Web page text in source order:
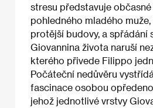
stresu představuje
pohledného mladého
protější budovy, a spřádání
Giovannina života naruší
kterého přivede Filippo
Počáteční nedůvěru
fascinace osobou
jehož jednotlivé vrstvy